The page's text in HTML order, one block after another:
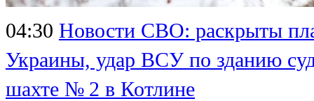
04:30 Новости СВО: раскрыты
Украины, удар ВСУ по зданию
шахте № 2 в Котлине